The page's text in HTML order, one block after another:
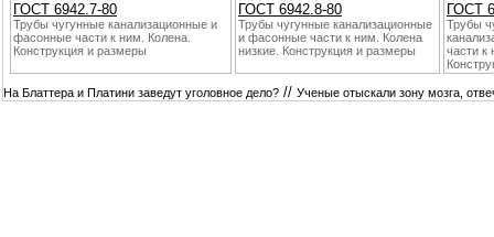
ГОСТ 6942.7-80
Трубы чугунные канaлизационные и
фасонные части к ним. Коленa.
Конструкция и размеры
ГОСТ 6942.8-80
Трубы чугунные канaлизационные
и фасонные части к ним. Коленa
низкие. Конструкция и размеры
ГОСТ
Трубы
части к
На Блаттера и Платини заведут уголовное дело? // Ученые отыскали зону мозга,